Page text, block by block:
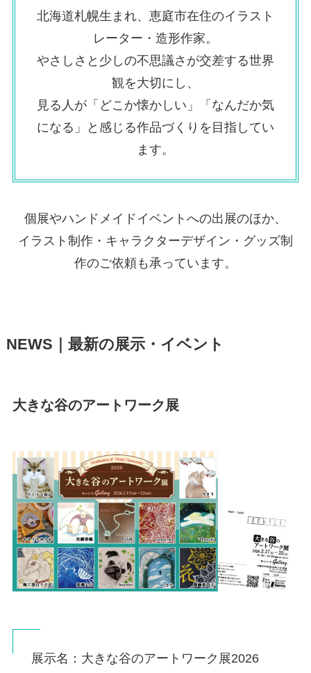
北海道札幌生まれ、恵庭市在住のイラスト
レーター・造形作家。
やさしさと少しの不思議さが交差する世界
観を大切にし、
見る人が「どこか懐かしい」「なんだか気
になる」と感じる作品づくりを目指してい
ます。
個展やハンドメイドイベントへの出展のほか、
イラスト制作・キャラクターデザイン・グッズ制
作のご依頼も承っています。
NEWS｜最新の展示・イベント
大きな谷のアートワーク展
展示名：大きな谷のアートワーク展2026